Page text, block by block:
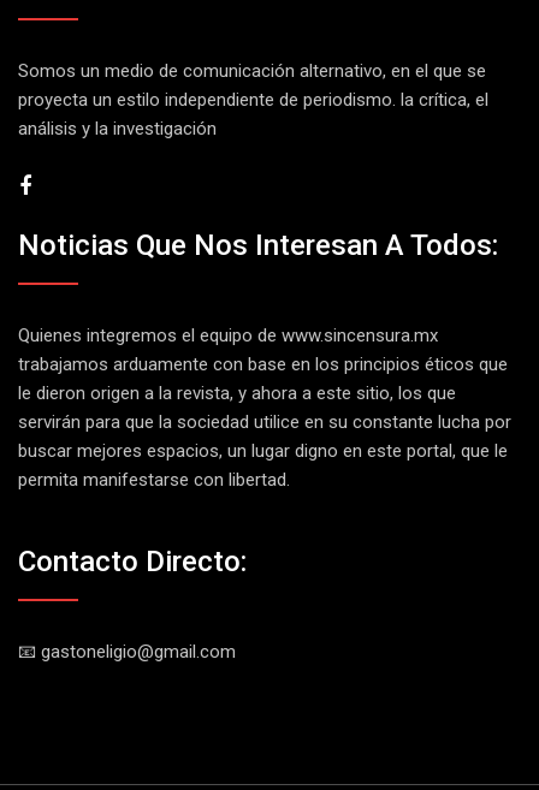
Somos un medio de comunicación alternativo, en el que se
proyecta un estilo independiente de periodismo. la crítica, el
análisis y la investigación
Noticias Que Nos Interesan A Todos:
Quienes integremos el equipo de www.sincensura.mx
trabajamos arduamente con base en los principios éticos que
le dieron origen a la revista, y ahora a este sitio, los que
servirán para que la sociedad utilice en su constante lucha por
buscar mejores espacios, un lugar digno en este portal, que le
permita manifestarse con libertad.
Contacto Directo:
📧 gastoneligio@gmail.com